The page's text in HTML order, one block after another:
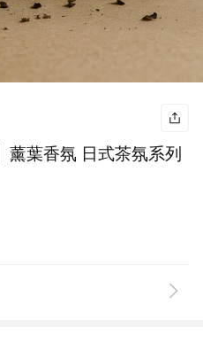
薰葉香氛 日式茶氛系列